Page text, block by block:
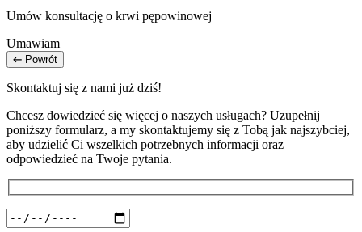
Umów konsultację o krwi pępowinowej
Umawiam
Powrót
Skontaktuj się z nami już dziś!
Chcesz dowiedzieć się więcej o naszych usługach? Uzupełnij
poniższy formularz, a my skontaktujemy się z Tobą jak najszybciej,
aby udzielić Ci wszelkich potrzebnych informacji oraz
odpowiedzieć na Twoje pytania.